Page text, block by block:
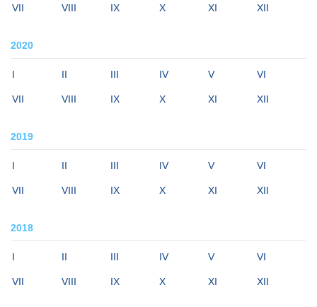
VII VIII IX X XI XII
2020
I II III IV V VI
VII VIII IX X XI XII
2019
I II III IV V VI
VII VIII IX X XI XII
2018
I II III IV V VI
VII VIII IX X XI XII